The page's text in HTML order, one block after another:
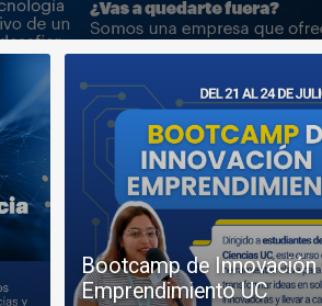
Bootcamp de Innovación
Emprendimiento UC